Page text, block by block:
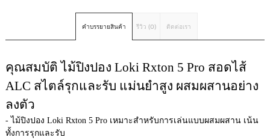
คำบรรยายสินค้า รีวิว (0) ติดต่อเรา
คุณสมบัติไม้ปิงปอง Loki Rxton 5 Pro สอดไส้
ALC สไตล์รุกและรับ แม่นยำสูง ผสมผสานอย่าง
ลงตัว
- ไม้ปิงปอง Loki Rxton 5 Pro เหมาะสำหรับการเล่นแบบผสมผสาน เน้น
ทั้งการรุกและรับ